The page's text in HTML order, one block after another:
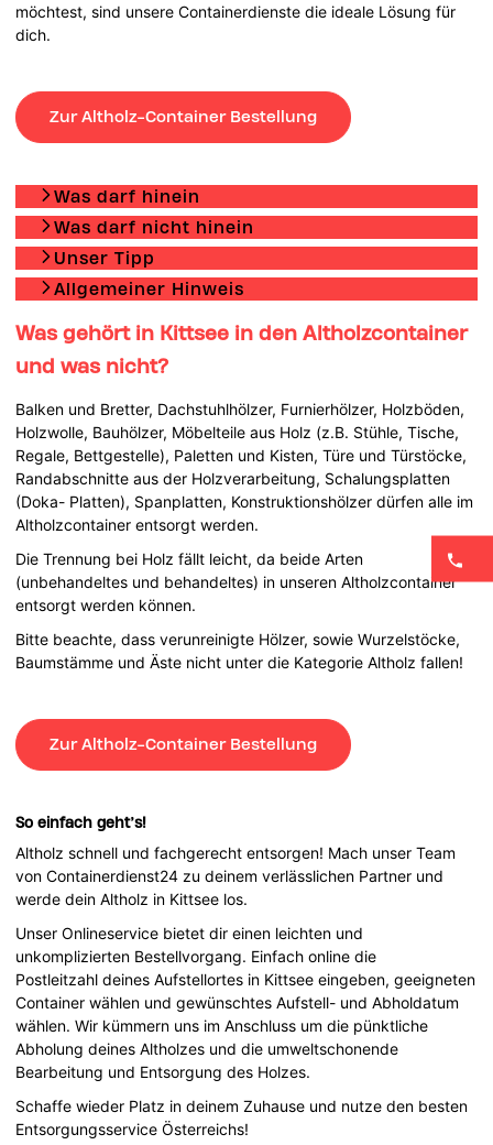
möchtest, sind unsere Containerdienste die ideale Lösung für
dich.
Zur Altholz-Container Bestellung
Was darf hinein
Was darf nicht hinein
Unser Tipp
Allgemeiner Hinweis
Was gehört in Kittsee in den Altholzcontainer
und was nicht?
Balken und Bretter, Dachstuhlhölzer, Furnierhölzer, Holzböden,
Holzwolle, Bauhölzer, Möbelteile aus Holz (z.B. Stühle, Tische,
Regale, Bettgestelle), Paletten und Kisten, Türe und Türstöcke,
Randabschnitte aus der Holzverarbeitung, Schalungsplatten
(Doka- Platten), Spanplatten, Konstruktionshölzer dürfen alle im
Altholzcontainer entsorgt werden.
Die Trennung bei Holz fällt leicht, da beide Arten
(unbehandeltes und behandeltes) in unseren Altholzcontainer
entsorgt werden können.
Bitte beachte, dass verunreinigte Hölzer, sowie Wurzelstöcke,
Baumstämme und Äste nicht unter die Kategorie Altholz fallen!
Zur Altholz-Container Bestellung
So einfach geht’s!
Altholz schnell und fachgerecht entsorgen! Mach unser Team
von Containerdienst24 zu deinem verlässlichen Partner und
werde dein Altholz in Kittsee los.
Unser Onlineservice bietet dir einen leichten und
unkomplizierten Bestellvorgang. Einfach online die
Postleitzahl deines Aufstellortes in Kittsee eingeben, geeigneten
Container wählen und gewünschtes Aufstell- und Abholdatum
wählen. Wir kümmern uns im Anschluss um die pünktliche
Abholung deines Altholzes und die umweltschonende
Bearbeitung und Entsorgung des Holzes.
Schaffe wieder Platz in deinem Zuhause und nutze den besten
Entsorgungsservice Österreichs!